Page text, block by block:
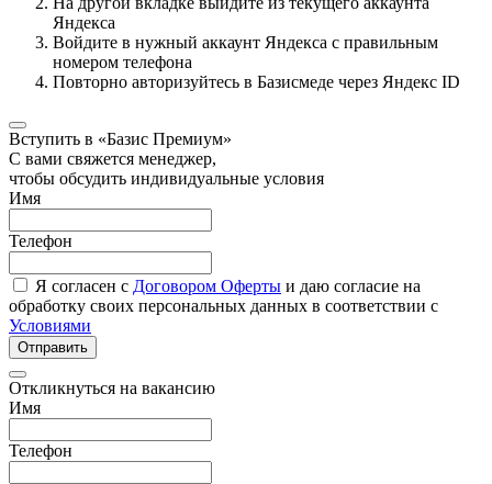
Яндекса
Войдите в нужный аккаунт Яндекса с правильным
номером телефона
Повторно авторизуйтесь в Базисмеде через Яндекс ID
Вступить в «Базис Премиум»
С вами свяжется менеджер,
чтобы обсудить индивидуальные условия
Имя
Телефон
Я согласен с Договором Оферты и даю согласие на
обработку своих персональных данных в соответствии с
Условиями
Отправить
Откликнуться на вакансию
Имя
Телефон